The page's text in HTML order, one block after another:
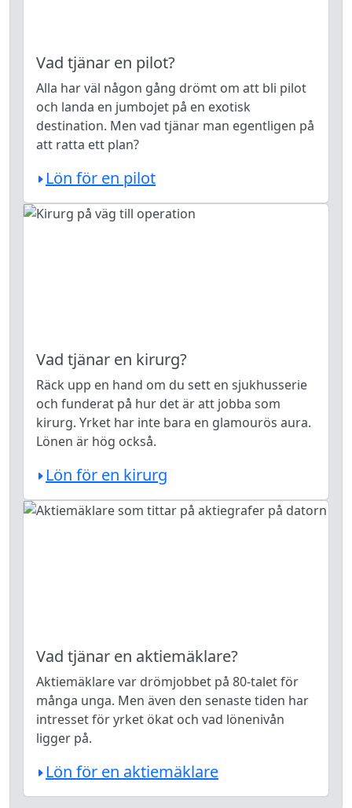
Vad tjänar en pilot?
Alla har väl någon gång drömt om att bli pilot
och landa en jumbojet på en exotisk
destination. Men vad tjänar man egentligen på
att ratta ett plan?
Lön för en pilot
Vad tjänar en kirurg?
Räck upp en hand om du sett en sjukhusserie
och funderat på hur det är att jobba som
kirurg. Yrket har inte bara en glamourös aura.
Lönen är hög också.
Lön för en kirurg
Vad tjänar en aktiemäklare?
Aktiemäklare var drömjobbet på 80-talet för
många unga. Men även den senaste tiden har
intresset för yrket ökat och vad lönenivån
ligger på.
Lön för en aktiemäklare